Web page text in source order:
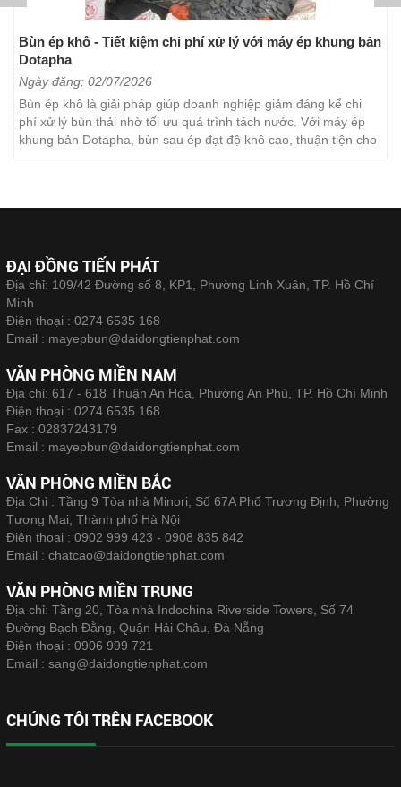
Bùn ép khô - Tiết kiệm chi phí xử lý với máy ép khung bản
Dotapha
Ngày đăng: 02/07/2026
Bùn ép khô là giải pháp giúp doanh nghiệp giảm đáng kể chi
phí xử lý bùn thải nhờ tối ưu quá trình tách nước. Với máy ép
khung bản Dotapha, bùn sau ép đạt độ khô cao, thuận tiện cho
ĐẠI ĐỒNG TIẾN PHÁT
Địa chỉ: 109/42 Đường số 8, KP1, Phường Linh Xuân, TP. Hồ Chí
Minh
Điện thoại : 0274 6535 168
Email : mayepbun@daidongtienphat.com
VĂN PHÒNG MIỀN NAM
Địa chỉ: 617 - 618 Thuận An Hòa, Phường An Phú, TP. Hồ Chí Minh
Điện thoại : 0274 6535 168
Fax : 02837243179
Email : mayepbun@daidongtienphat.com
VĂN PHÒNG MIỀN BẮC
Địa Chỉ : Tầng 9 Tòa nhà Minori, Số 67A Phố Trương Định, Phường
Tương Mai, Thành phố Hà Nội
Điện thoại : 0902 999 423 - 0908 835 842
Email : chatcao@daidongtienphat.com
VĂN PHÒNG MIỀN TRUNG
Địa chỉ: Tầng 20, Tòa nhà Indochina Riverside Towers, Số 74
Đường Bạch Đằng, Quận Hải Châu, Đà Nẵng
Điện thoại : 0906 999 721
Email : sang@daidongtienphat.com
CHÚNG TÔI TRÊN FACEBOOK